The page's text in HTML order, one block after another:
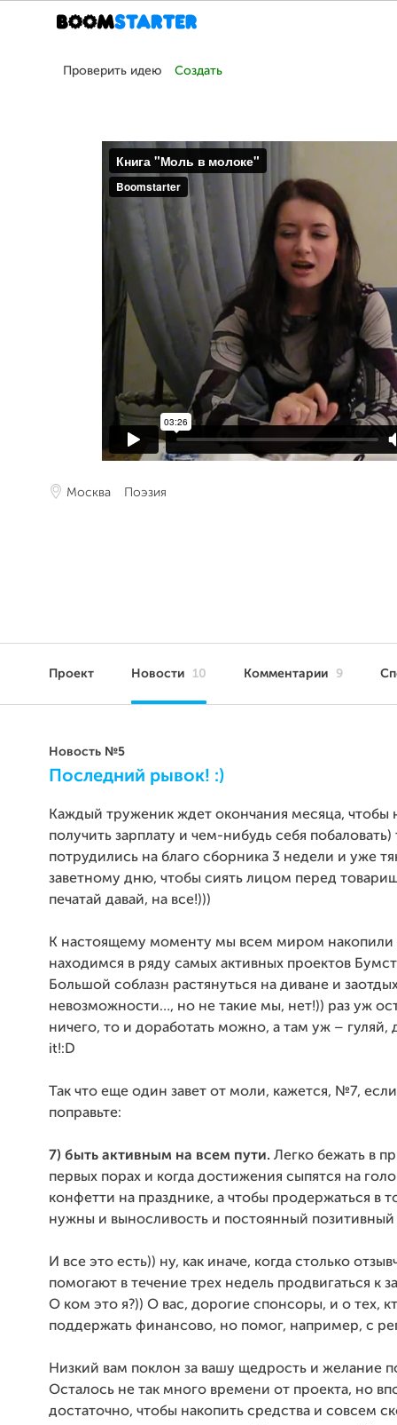
Проверить идею Создать
Москва Поэзия
Проект Новости 10 Комментарии 9
Новость №5
Последний рывок! :)
Каждый труженик ждет окончания месяца, чтобы
получить зарплату и чем-нибудь себя
потрудились на благо сборника 3 недели и уже
заветному дню, чтобы сиять лицом перед
печатай давай, на все!)))
К настоящему моменту мы всем миром накопили
находимся в ряду самых активных проектов
Большой соблазн растянуться на диване и
невозможности…, но не такие мы, нет!)) раз уж
ничего, то и доработать можно, а там уж – гуляй,
it!:D
Так что еще один завет от моли, кажется, №7,
поправьте:
7) быть активным на всем пути. Легко бежать в
первых порах и когда достижения сыпятся на
конфетти на празднике, а чтобы продержаться в
нужны и выносливость и постоянный
И все это есть)) ну, как иначе, когда столько
помогают в течение трех недель продвигаться к
О ком это я?)) О вас, дорогие спонсоры, и о тех,
поддержать финансово, но помог, например, с
Низкий вам поклон за вашу щедрость и желание
Осталось не так много времени от проекта, но
достаточно, чтобы накопить средства и совсем